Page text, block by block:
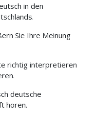
in den
Sie Ihre Meinung
richtig interpretieren
deutsche
hören.